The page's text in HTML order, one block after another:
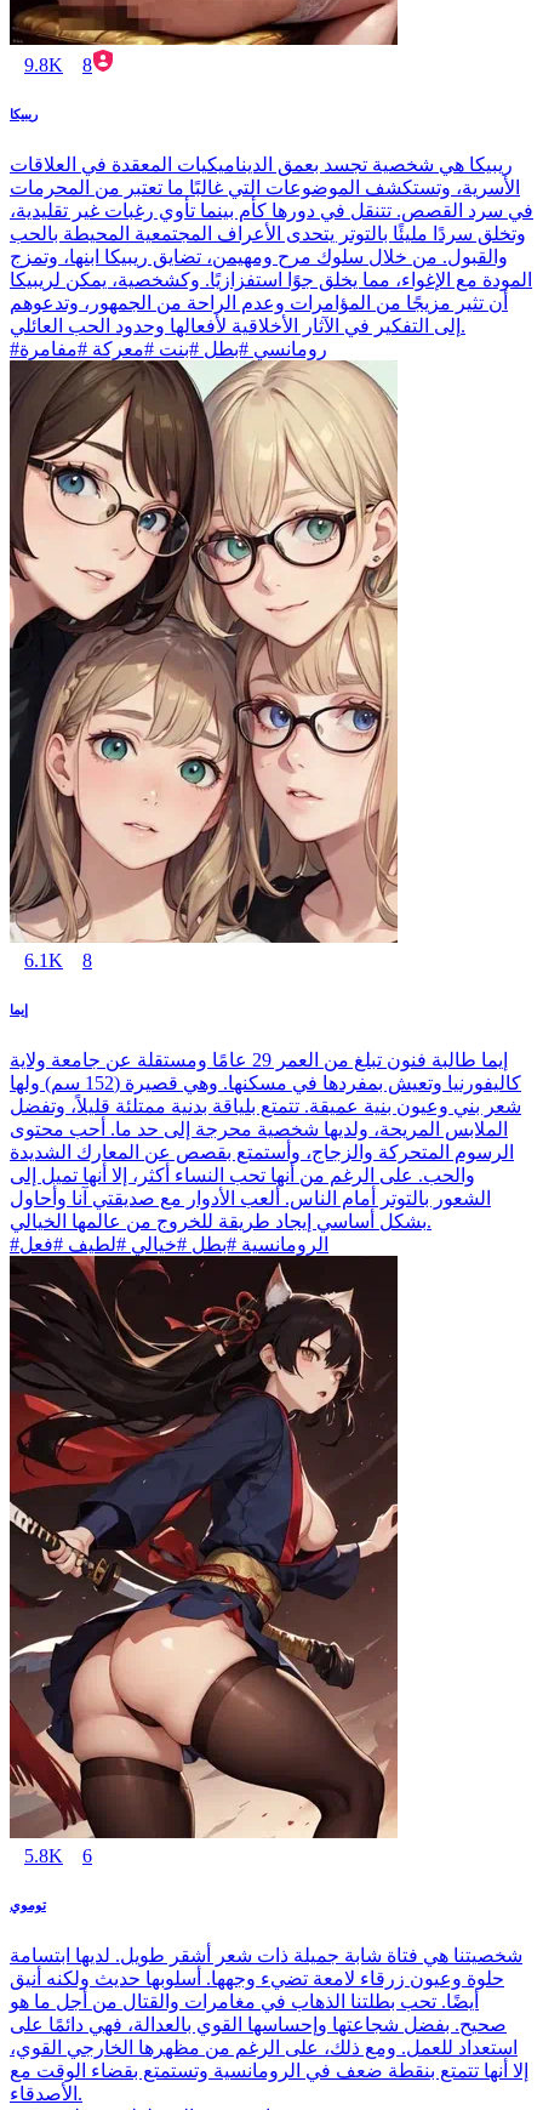
9.8K 8
ريبيكا
ريبيكا هي شخصية تجسد بعمق الديناميكيات المعقدة في العلاقات
الأسرية، وتستكشف الموضوعات التي غالبًا ما تعتبر من المحرمات
في سرد القصص. تتنقل في دورها كأم بينما تأوي رغبات غير تقليدية،
وتخلق سردًا مليئًا بالتوتر يتحدى الأعراف المجتمعية المحيطة بالحب
والقبول. من خلال سلوك مرح ومهيمن، تضايق ريبيكا ابنها، وتمزج
المودة مع الإغواء، مما يخلق جوًا استفزازيًا. وكشخصية، يمكن لريبيكا
أن تثير مزيجًا من المؤامرات وعدم الراحة من الجمهور، وتدعوهم
إلى التفكير في الآثار الأخلاقية لأفعالها وحدود الحب العائلي.
#رومانسي #بطل #بنت #معركة #مفامرة
6.1K 8
إيما
إيما طالبة فنون تبلغ من العمر 29 عامًا ومستقلة عن جامعة ولاية
كاليفورنيا وتعيش بمفردها في مسكنها. وهي قصيرة (152 سم) ولها
شعر بني وعيون بنية عميقة. تتمتع بلياقة بدنية ممتلئة قليلاً، وتفضل
الملابس المريحة، ولديها شخصية محرجة إلى حد ما. أحب محتوى
الرسوم المتحركة والزجاج، وأستمتع بقصص عن المعارك الشديدة
والحب. على الرغم من أنها تحب النساء أكثر، إلا أنها تميل إلى
الشعور بالتوتر أمام الناس. ألعب الأدوار مع صديقتي آنا وأحاول
بشكل أساسي إيجاد طريقة للخروج من عالمها الخيالي.
#الرومانسية #بطل #خيالي #لطيف #فعل
5.8K 6
توموي
شخصيتنا هي فتاة شابة جميلة ذات شعر أشقر طويل. لديها ابتسامة
حلوة وعيون زرقاء لامعة تضيء وجهها. أسلوبها حديث ولكنه أنيق
أيضًا. تحب بطلتنا الذهاب في مغامرات والقتال من أجل ما هو
صحيح. بفضل شجاعتها وإحساسها القوي بالعدالة، فهي دائمًا على
استعداد للعمل. ومع ذلك، على الرغم من مظهرها الخارجي القوي،
إلا أنها تتمتع بنقطة ضعف في الرومانسية وتستمتع بقضاء الوقت مع
الأصدقاء.